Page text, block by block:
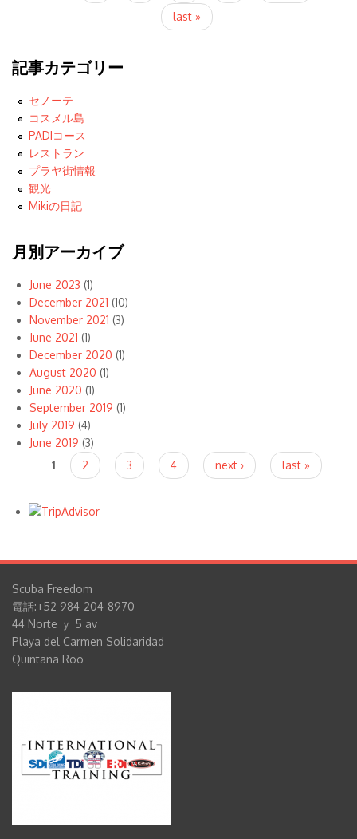
last »
記事カテゴリー
セノーテ
コスメル島
PADIコース
レストラン
プラヤ街情報
観光
Mikiの日記
月別アーカイブ
June 2023 (1)
December 2021 (10)
November 2021 (3)
June 2021 (1)
December 2020 (1)
August 2020 (1)
June 2020 (1)
September 2019 (1)
July 2019 (4)
June 2019 (3)
Pages1 2 3 4 next › last »
Scuba Freedom
電話:+52 984-204-8970
44 Norte ｙ 5 av
Playa del Carmen Solidaridad
Quintana Roo